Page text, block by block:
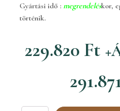
Gyártási idő : megrendeléskor,
történik.
229.820 Ft